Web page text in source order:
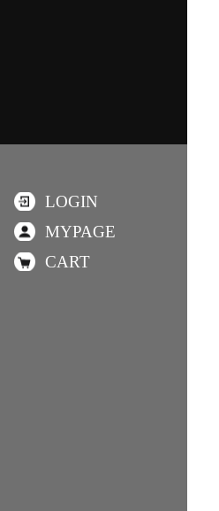
LOGIN
MYPAGE
CART